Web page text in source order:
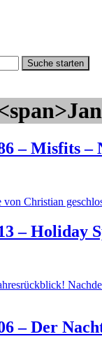
Suche starten
– Misfits –
Christian
– Holiday
– Der